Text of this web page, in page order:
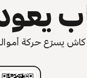
يسرّع حركة أموالك